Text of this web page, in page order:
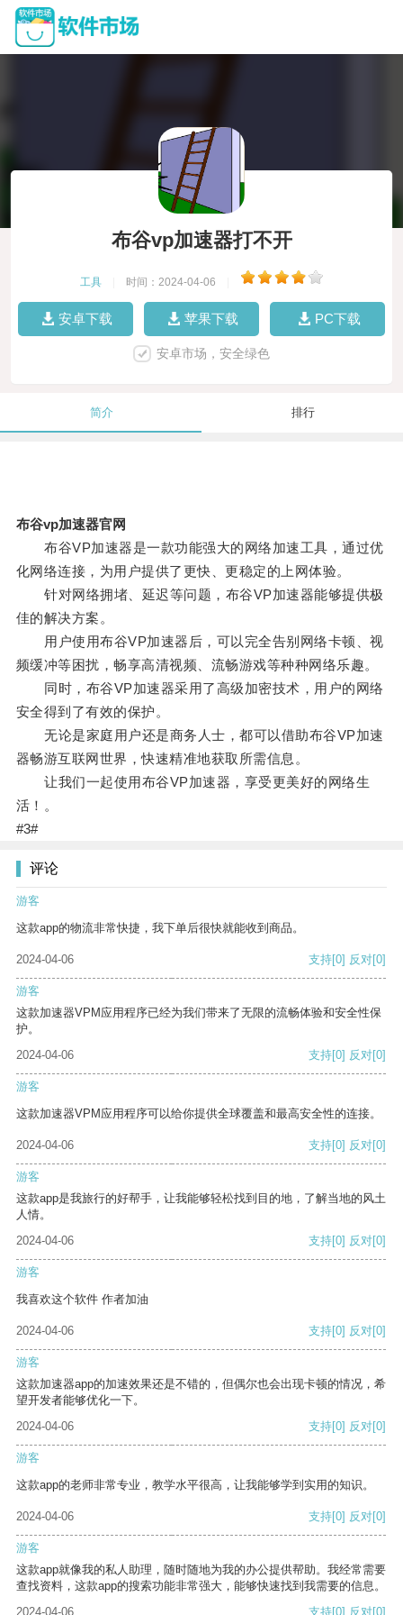
布谷vp加速器打不开
工具 时间：2024-04-06
安卓下载 苹果下载 PC下载
安卓市场，安全绿色
简介 排行
布谷vp加速器官网
布谷VP加速器是一款功能强大的网络加速工具，通过优
化网络连接，为用户提供了更快、更稳定的上网体验。
针对网络拥堵、延迟等问题，布谷VP加速器能够提供极
佳的解决方案。
用户使用布谷VP加速器后，可以完全告别网络卡顿、视
频缓冲等困扰，畅享高清视频、流畅游戏等种种网络乐趣。
同时，布谷VP加速器采用了高级加密技术，用户的网络
安全得到了有效的保护。
无论是家庭用户还是商务人士，都可以借助布谷VP加速
器畅游互联网世界，快速精准地获取所需信息。
让我们一起使用布谷VP加速器，享受更美好的网络生
活！。
#3#
评论
游客
这款app的物流非常快捷，我下单后很快就能收到商品。
2024-04-06 支持[0] 反对[0]
游客
这款加速器VPM应用程序已经为我们带来了无限的流畅体验和安全性保
护。
2024-04-06
支持[0] 反对[0]
游客
这款加速器VPM应用程序可以给你提供全球覆盖和最高安全性的连接。
2024-04-06 支持[0] 反对[0]
游客
这款app是我旅行的好帮手，让我能够轻松找到目的地，了解当地的风土
人情。
2024-04-06
支持[0] 反对[0]
游客
我喜欢这个软件 作者加油
2024-04-06 支持[0] 反对[0]
游客
这款加速器app的加速效果还是不错的，但偶尔也会出现卡顿的情况，希
望开发者能够优化一下。
2024-04-06
支持[0] 反对[0]
游客
这款app的老师非常专业，教学水平很高，让我能够学到实用的知识。
2024-04-06 支持[0] 反对[0]
游客
这款app就像我的私人助理，随时随地为我的办公提供帮助。我经常需要
查找资料，这款app的搜索功能非常强大，能够快速找到我需要的信息。
2024-04-06
支持[0] 反对[0]